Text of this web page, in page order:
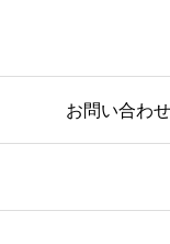
お問い合わせ